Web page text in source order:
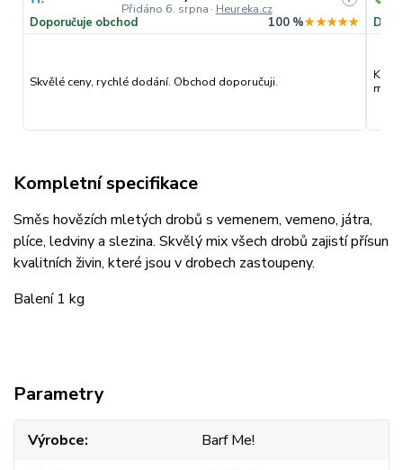
Přidáno 6. srpna · Heureka.cz
Doporučuje obchod 100 %★★★★★
Skvělé ceny, rychlé dodání. Obchod doporučuji.
Kompletní specifikace
Směs hovězích mletých drobů s vemenem, vemeno, játra,
plíce, ledviny a slezina. Skvělý mix všech drobů zajistí přísun
kvalitních živin, které jsou v drobech zastoupeny.
Balení 1 kg
Parametry
Výrobce
Barf Me!